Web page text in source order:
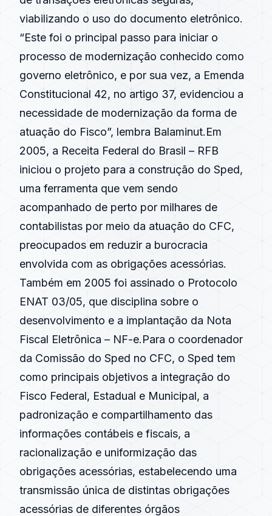
viabilizando o uso do documento eletrônico.
“Este foi o principal passo para iniciar o
processo de modernização conhecido como
governo eletrônico, e por sua vez, a Emenda
Constitucional 42, no artigo 37, evidenciou a
necessidade de modernização da forma de
atuação do Fisco”, lembra Balaminut.Em
2005, a Receita Federal do Brasil – RFB
iniciou o projeto para a construção do Sped,
uma ferramenta que vem sendo
acompanhado de perto por milhares de
contabilistas por meio da atuação do CFC,
preocupados em reduzir a burocracia
envolvida com as obrigações acessórias.
Também em 2005 foi assinado o Protocolo
ENAT 03/05, que disciplina sobre o
desenvolvimento e a implantação da Nota
Fiscal Eletrônica – NF-e.Para o coordenador
da Comissão do Sped no CFC, o Sped tem
como principais objetivos a integração do
Fisco Federal, Estadual e Municipal, a
padronização e compartilhamento das
informações contábeis e fiscais, a
racionalização e uniformização das
obrigações acessórias, estabelecendo uma
transmissão única de distintas obrigações
acessórias de diferentes órgãos